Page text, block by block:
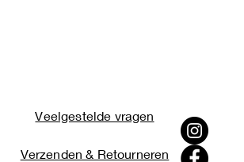
Veelgestelde vragen
Verzenden & Retourneren